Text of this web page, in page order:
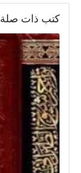
كتب ذات صلة